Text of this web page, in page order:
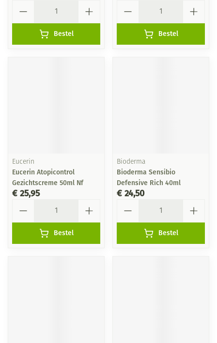
Bestel Bestel
Eucerin
Eucerin Atopicontrol
Gezichtscreme 50ml Nf
€ 25,95
Bestel
Bioderma
Bioderma Sensibio
Defensive Rich 40ml
€ 24,50
Bestel